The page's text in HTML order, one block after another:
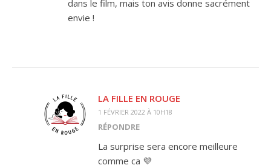
dans le film, mais ton avis donne sacrément
envie !
LA FILLE EN ROUGE
1 FÉVRIER 2022 À 10H18
RÉPONDRE
La surprise sera encore meilleure
comme ca 💜